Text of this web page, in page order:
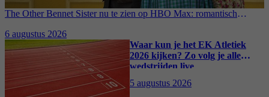
The Other Bennet Sister nu te zien op HBO Max: romantisch
6 augustus 2026
Waar kun je het EK Atletiek
2026 kijken? Zo volg je alle
wedstrijden live
5 augustus 2026